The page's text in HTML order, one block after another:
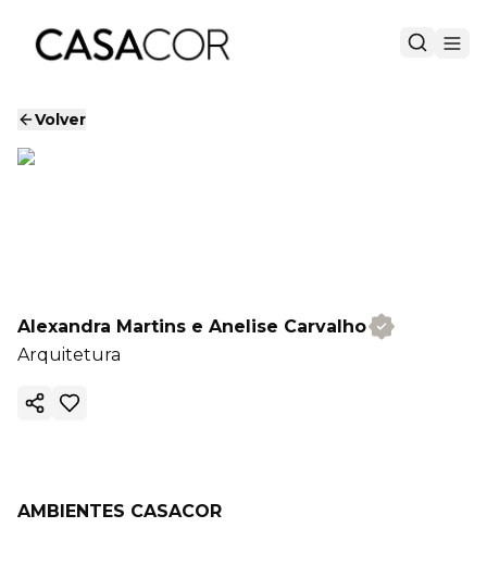
Volver
Alexandra Martins e Anelise Carvalho
Arquitetura
Copiar enlace
AMBIENTES CASACOR